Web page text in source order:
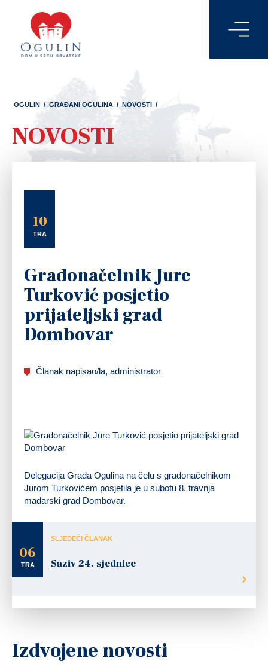
OGULIN / GRAĐANI OGULINA / NOVOSTI /
NOVOSTI
10
TRA
Gradonačelnik Jure
Turković posjetio
prijateljski grad
Dombovar
Članak napisao/la, administrator
Delegacija Grada Ogulina na čelu s gradonačelnikom
Jurom Turkovićem posjetila je u subotu 8. travnja
mađarski grad Dombovar.
06
TRA
SLJEDEĆI ČLANAK
Saziv 24. sjednice
Izdvojene novosti